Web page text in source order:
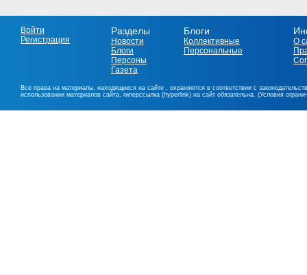
Войти
Регистрация
Разделы
Новости
Блоги
Персоны
Газета
Блоги
Коллективные
Персональные
О
Все права на материалы, находящиеся на сайте , охраняются в соответствии с
использовании материалов сайта, гиперссылка (hyperlink) на сайт обязательна. (Условия